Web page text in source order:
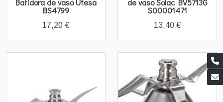
Batidora de vaso Ufesa
BS4799
17,20 €
de vaso Solac BV5713G
S00001471
13,40 €